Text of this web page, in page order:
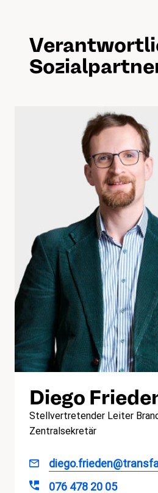
Diego
Stellvertretender Leiter
Zentralsekretär
076 478 20 05